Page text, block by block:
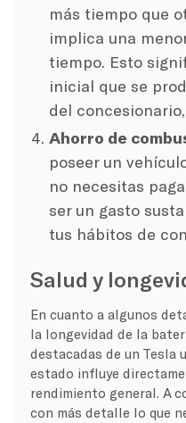
más tiempo que
implica una
tiempo. Esto
inicial que se
del
Ahorro de
poseer un
no necesitas
ser un gasto
tus hábitos de
Salud y
En cuanto a algunos
la longevidad de la
destacadas de un Tesla
estado influye
rendimiento general. A
con más detalle lo que